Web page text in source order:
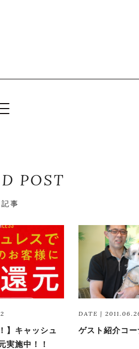
POST
事
】キャッシュ
実施中！！
DATE |
ゲスト紹介コ